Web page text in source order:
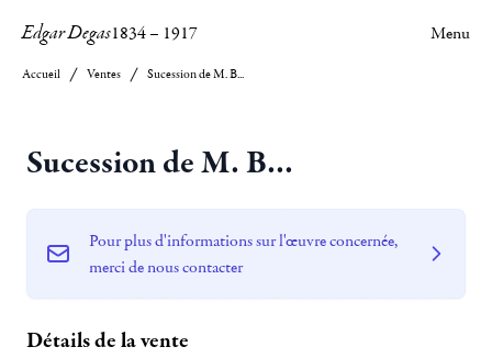
Edgar Degas1834– 1917 Menu
Accueil Ventes Sucession de M. B...
Sucession de M. B...
Pour plus d'informations sur l'œuvre concernée,
merci de nous contacter
Détails de la vente